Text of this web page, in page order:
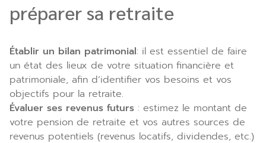
préparer sa retraite
Établir un bilan patrimonial: il est essentiel de faire
un état des lieux de votre situation financière et
patrimoniale, afin d’identifier vos besoins et vos
objectifs pour la retraite.
Évaluer ses revenus futurs : estimez le montant de
votre pension de retraite et vos autres sources de
revenus potentiels (revenus locatifs, dividendes, etc.)